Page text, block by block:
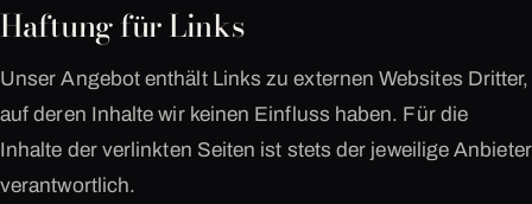
Haftung für Links
Unser Angebot enthält Links zu externen Websites Dritter,
auf deren Inhalte wir keinen Einfluss haben. Für die
Inhalte der verlinkten Seiten ist stets der jeweilige Anbieter
verantwortlich.